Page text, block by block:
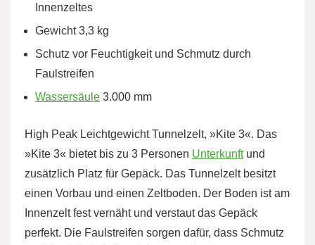
Innenzeltes
Gewicht 3,3 kg
Schutz vor Feuchtigkeit und Schmutz durch
Faulstreifen
Wassersäule 3.000 mm
High Peak Leichtgewicht Tunnelzelt, »Kite 3«. Das
»Kite 3« bietet bis zu 3 Personen Unterkunftund
zusätzlich Platz für Gepäck. Das Tunnelzelt besitzt
einen Vorbau und einen Zeltboden. Der Boden ist am
Innenzelt fest vernäht und verstaut das Gepäck
perfekt. Die Faulstreifen sorgen dafür, dass Schmutz